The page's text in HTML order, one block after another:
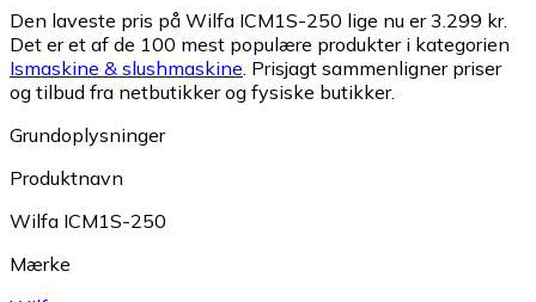
Den laveste pris på Wilfa ICM1S-250 lige nu er 3.299 kr.
Det er et af de 100 mest populære produkter i kategorien
Ismaskine & slushmaskine. Prisjagt sammenligner priser
og tilbud fra netbutikker og fysiske butikker.
Grundoplysninger
Produktnavn
Wilfa ICM1S-250
Mærke